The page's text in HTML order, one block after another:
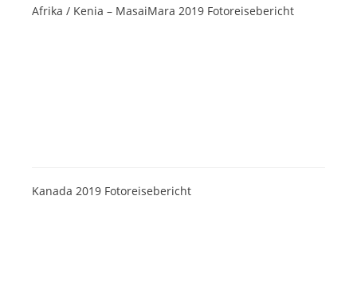
Afrika / Kenia – MasaiMara 2019 Fotoreisebericht
Kanada 2019 Fotoreisebericht